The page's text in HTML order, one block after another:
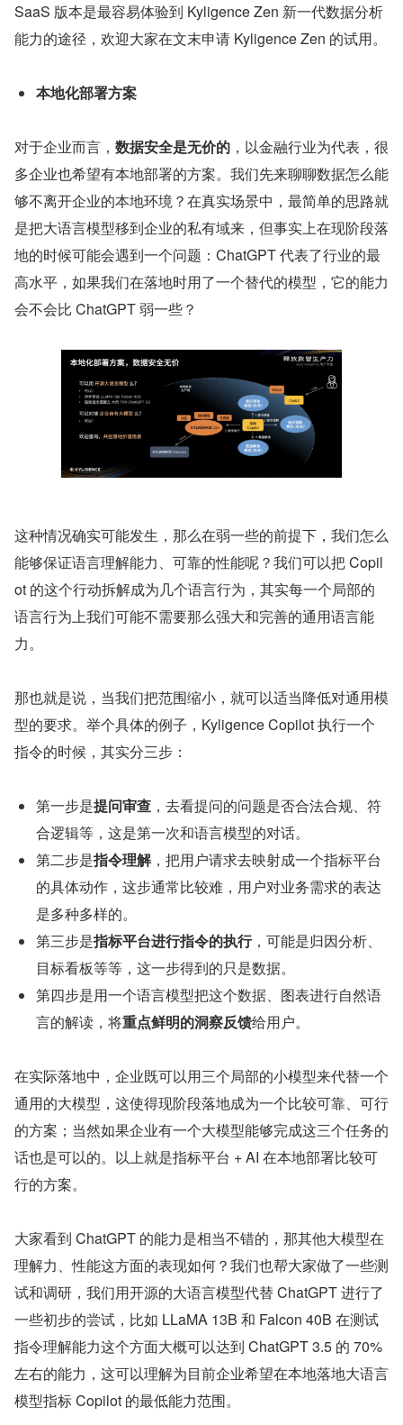
SaaS 版本是最容易体验到 Kyligence Zen 新一代数据分析
能力的途径，欢迎大家在文末申请 Kyligence Zen 的试用。
本地化部署方案
对于企业而言， 数据安全是无价的 ，以金融行业为代表，很
多企业也希望有本地部署的方案。我们先来聊聊数据怎么能
够不离开企业的本地环境？在真实场景中，最简单的思路就
是把大语言模型移到企业的私有域来，但事实上在现阶段落
地的时候可能会遇到一个问题：ChatGPT 代表了行业的最
高水平，如果我们在落地时用了一个替代的模型，它的能力
会不会比 ChatGPT 弱一些？
这种情况确实可能发生，那么在弱一些的前提下，我们怎么
能够保证语言理解能力、可靠的性能呢？我们可以把 Copil
ot 的这个行动拆解成为几个语言行为，其实每一个局部的
语言行为上我们可能不需要那么强大和完善的通用语言能
力。
那也就是说，当我们把范围缩小，就可以适当降低对通用模
型的要求。举个具体的例子，Kyligence Copilot 执行一个
指令的时候，其实分三步：
第一步是提问审查 ，去看提问的问题是否合法合规、符
合逻辑等，这是第一次和语言模型的对话。
第二步是指令理解，把用户请求去映射成一个指标平台
的具体动作，这步通常比较难，用户对业务需求的表达
是多种多样的。
第三步是指标平台进行指令的执行，可能是归因分析、
目标看板等等，这一步得到的只是数据。
第四步是用一个语言模型把这个数据、图表进行自然语
言的解读，将重点鲜明的洞察反馈给用户。
在实际落地中，企业既可以用三个局部的小模型来代替一个
通用的大模型，这使得现阶段落地成为一个比较可靠、可行
的方案；当然如果企业有一个大模型能够完成这三个任务的
话也是可以的。以上就是指标平台 + AI 在本地部署比较可
行的方案。
大家看到 ChatGPT 的能力是相当不错的，那其他大模型在
理解力、性能这方面的表现如何？我们也帮大家做了一些测
试和调研，我们用开源的大语言模型代替 ChatGPT 进行了
一些初步的尝试，比如 LLaMA 13B 和 Falcon 40B 在测试
指令理解能力这个方面大概可以达到 ChatGPT 3.5 的 70%
左右的能力，这可以理解为目前企业希望在本地落地大语言
模型指标 Copilot 的最低能力范围。